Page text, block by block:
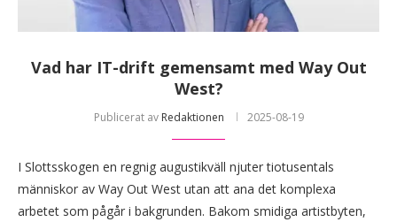
Vad har IT-drift gemensamt med Way Out
West?
Publicerat av Redaktionen 2025-08-19
I Slottsskogen en regnig augustikväll njuter tiotusentals
människor av Way Out West utan att ana det komplexa
arbetet som pågår i bakgrunden. Bakom smidiga artistbyten,